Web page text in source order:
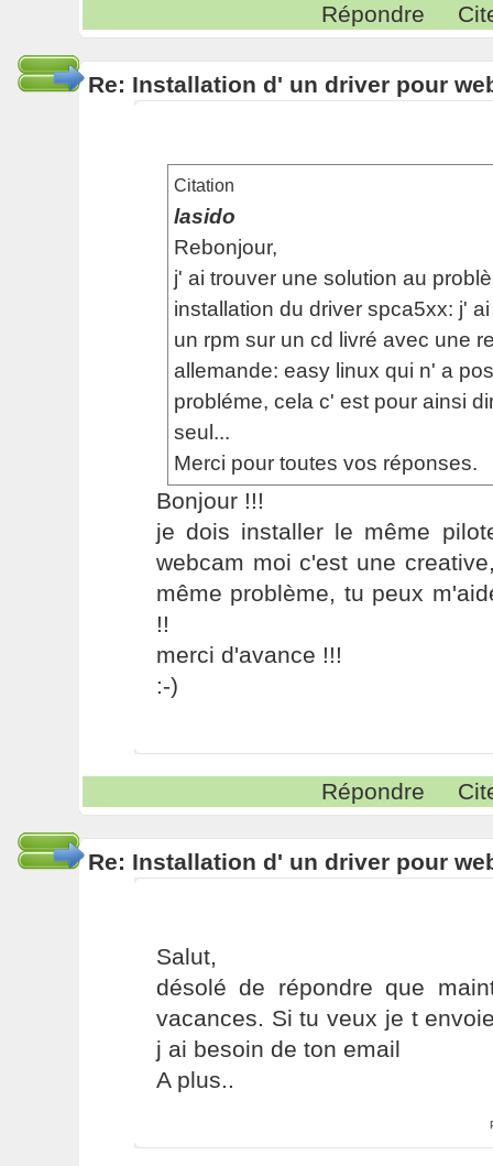
Répondre
Re: Installation d' un driver pour
Citation
lasido
Rebonjour,
j' ai trouver une solution au
installation du driver spca5xx: j'
un rpm sur un cd livré avec une
allemande: easy linux qui n' a
probléme, cela c' est pour ainsi
seul...
Merci pour toutes vos réponses.
Bonjour !!!
je dois installer le même
webcam moi c'est une
même problème, tu peux
!!
merci d'avance !!!
:-)
Répondre
Re: Installation d' un driver pour
Salut,
désolé de répondre que
vacances. Si tu veux je t
j ai besoin de ton email
A plus..